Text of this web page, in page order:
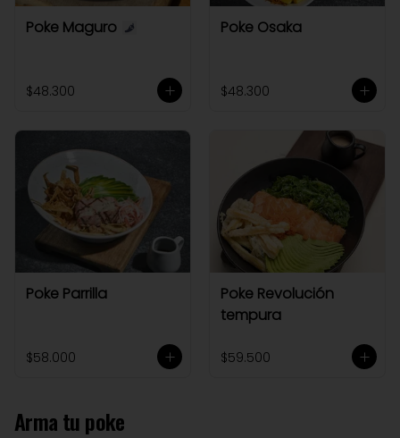
Poke Maguro
$48.300
Poke Osaka
$48.300
Poke Parrilla
$58.000
Poke Revolución
tempura
$59.500
Arma tu poke